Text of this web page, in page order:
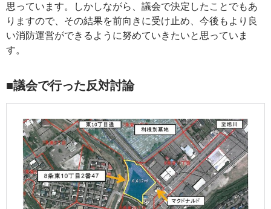
思っています。しかしながら、議会で決定したことでもあ
りますので、その結果を前向きに受け止め、今後もより良
い消防運営ができるように努めていきたいと思っていま
す。
■議会で行った反対討論